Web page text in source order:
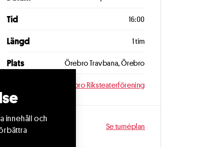
innehåll och
Tid 16:00
Längd 1 tim
Plats Örebro Travbana, Örebro
Örebro Riksteaterförening
Fler datum Se turnéplan